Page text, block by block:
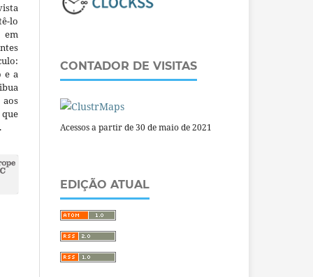
lo
em
e a
CONTADOR DE VISITAS
Acessos a partir de 30 de maio de 2021
EDIÇÃO ATUAL